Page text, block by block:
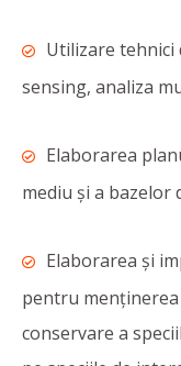
Utilizare tehnici
sensing, analiza
Elaborarea
mediu și a bazelor
Elaborarea şi
pentru
conservare a